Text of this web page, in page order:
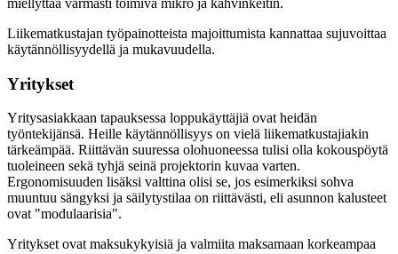
miellyttää varmasti toimiva mikro ja kahvinkeitin.
Liikematkustajan työpainotteista majoittumista kannattaa sujuvoittaa
käytännöllisyydellä ja mukavuudella.
Yritykset
Yritysasiakkaan tapauksessa loppukäyttäjiä ovat heidän
työntekijänsä. Heille käytännöllisyys on vielä liikematkustajiakin
tärkeämpää. Riittävän suuressa olohuoneessa tulisi olla kokouspöytä
tuoleineen sekä tyhjä seinä projektorin kuvaa varten.
Ergonomisuuden lisäksi valttina olisi se, jos esimerkiksi sohva
muuntuu sängyksi ja säilytystilaa on riittävästi, eli asunnon kalusteet
ovat "modulaarisia".
Yritykset ovat maksukykyisiä ja valmiita maksamaan korkeampaa